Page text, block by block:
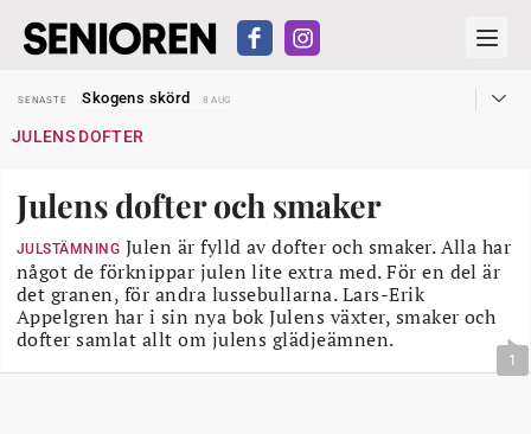
SENASTE
Skogens skörd
8 AUG
SENASTE
Reform för äldre kan bli slag i luften
SENASTE
Snart kan telefonförsäljning förbjudas i Sverige
SENASTE
Hyror rusar ifrån äldres bostadstillägg
28 JUL
SENASTE
Skogens skörd 8 AUG
JULENS DOFTER
Julens dofter och smaker
JULSTÄMNING Julen är fylld av dofter och smaker. Alla har
något de förknippar julen lite extra med. För en del är
det granen, för andra lussebullarna. Lars-Erik
Appelgren har i sin nya bok Julens växter, smaker och
dofter samlat allt om julens glädjeämnen.
1